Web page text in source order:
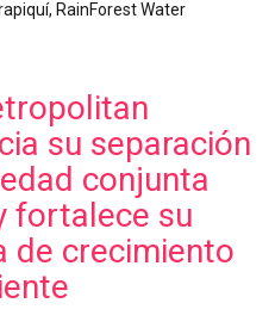
RainForest Water
su separación
conjunta
fortalece su
de crecimiento